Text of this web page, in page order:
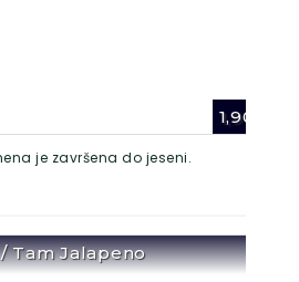
1,90
je završena do jeseni.
Tam Jalapeno